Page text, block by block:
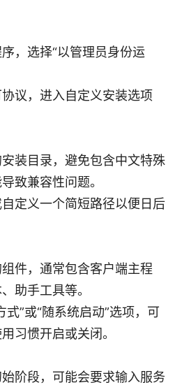
，选择“以管理员身份运
议，进入自定义安装选项
装目录，避免包含中文特殊
致兼容性问题。
定义一个简短路径以便日后
件，通常包含客户端主程
助手工具等。
式”或“随系统启动”选项，可
习惯开启或关闭。
阶段，可能会要求输入服务